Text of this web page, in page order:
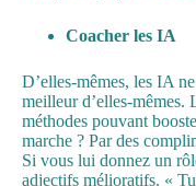
Coacher les IA
D’elles-mêmes, les IA
meilleur d’elles-mêmes.
méthodes pouvant
marche ? Par des
Si vous lui donnez un
adjectifs mélioratifs. «